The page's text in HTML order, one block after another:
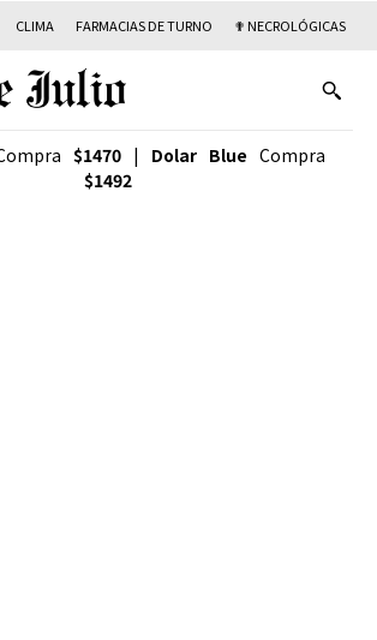
CLIMA FARMACIAS DE TURNO ✟ NECROLÓGICAS
$1470 | Dolar Blue Compra
$1492